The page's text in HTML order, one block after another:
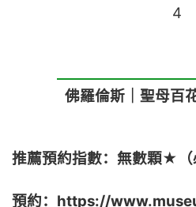
4
佛羅倫斯｜聖母百
推薦預約指數： 無數顆★（
預約：https://